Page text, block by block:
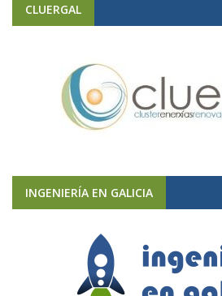
CLUERGAL
INGENIERÍA EN GALICIA